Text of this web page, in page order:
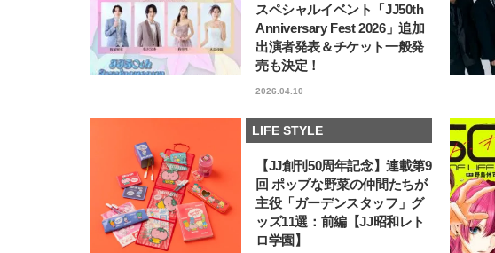
スペシャルイベント「JJ50th
Anniversary Fest 2026」追加
出演者発表＆チケット一般発
売も決定！
2026.04.10
LIFE STYLE
【JJ創刊50周年記念】連載第9
回 ポップな野菜の仲間たちが
主役「ガーデンスタッフ」グ
ッズ11選：前編【JJ昭和レト
ロ学園】